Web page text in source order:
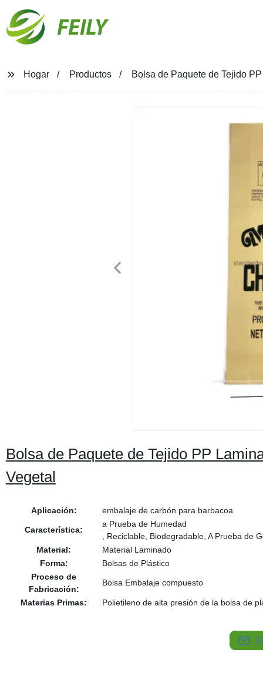
FEILY
Hogar Productos Bolsa de Paquete de Tejido
Bolsa de Paquete de Tejido PP
Vegetal
Aplicación: embalaje de carbón para barbacoa
Característica:
a Prueba de Humedad
, Reciclable, Biodegradable, A Prueba de
Material:
Material Laminado
Forma:
Bolsas de Plástico
Proceso de
Fabricación:
Bolsa Embalaje compuesto
Materias Primas: Polietileno de alta presión de la bolsa de